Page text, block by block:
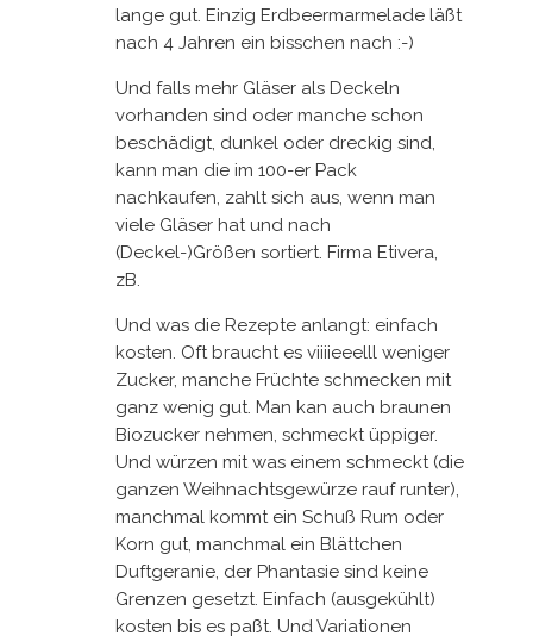
lange gut. Einzig Erdbeermarmelade läßt
nach 4 Jahren ein bisschen nach :-)
Und falls mehr Gläser als Deckeln
vorhanden sind oder manche schon
beschädigt, dunkel oder dreckig sind,
kann man die im 100-er Pack
nachkaufen, zahlt sich aus, wenn man
viele Gläser hat und nach
(Deckel-)Größen sortiert. Firma Etivera,
zB.
Und was die Rezepte anlangt: einfach
kosten. Oft braucht es viiiieeelll weniger
Zucker, manche Früchte schmecken mit
ganz wenig gut. Man kan auch braunen
Biozucker nehmen, schmeckt üppiger.
Und würzen mit was einem schmeckt (die
ganzen Weihnachtsgewürze rauf runter),
manchmal kommt ein Schuß Rum oder
Korn gut, manchmal ein Blättchen
Duftgeranie, der Phantasie sind keine
Grenzen gesetzt. Einfach (ausgekühlt)
kosten bis es paßt. Und Variationen